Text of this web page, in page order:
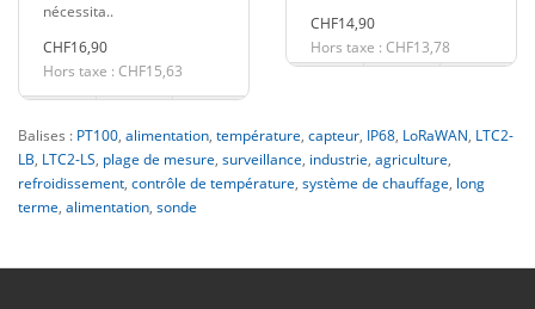
nécessita..
CHF16,90
Hors taxe : CHF15,63
CHF14,90
Hors taxe : CHF13,78
Balises : PT100, alimentation, température, capteur, IP68, LoRaWAN, LTC2-
LB, LTC2-LS, plage de mesure, surveillance, industrie, agriculture,
refroidissement, contrôle de température, système de chauffage, long
terme, alimentation, sonde